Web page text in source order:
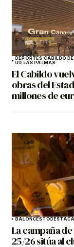
DEPORTES CABILDO
UD LAS PALMAS
El Cabildo
obras del
millones de
BALONCESTO
La campaña
25/26 sitúa al